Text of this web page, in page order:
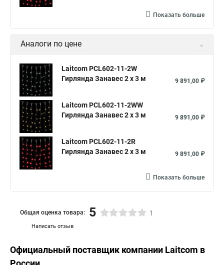
Показать больше
Аналоги по цене
Laitcom PCL602-11-2W
Гирлянда Занавес 2 x 3 м
9 891,00 ₽
Laitcom PCL602-11-2WW
Гирлянда Занавес 2 x 3 м
9 891,00 ₽
Laitcom PCL602-11-2R
Гирлянда Занавес 2 x 3 м
9 891,00 ₽
Показать больше
Написать отзыв
Общая оценка товара: 5 1
Официальный поставщик компании Laitcom в